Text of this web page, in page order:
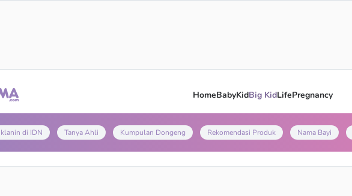
HomeBabyKidBig KidLifePregnancy
Iklanin di IDN Tanya Ahli Kumpulan Dongeng Rekomendasi Produk Nama Bayi